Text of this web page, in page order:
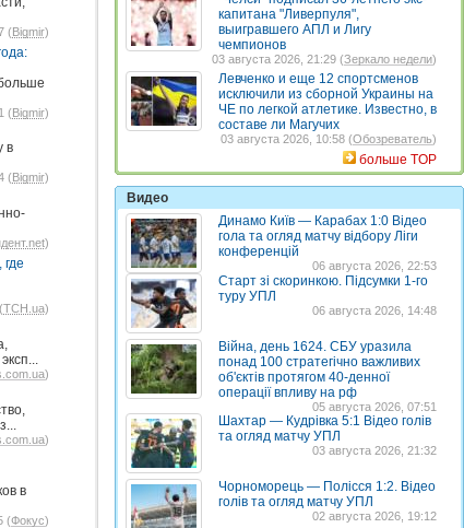
(Bigmir)
(Bigmir)
в
(Bigmir)
)
ТСН.ua)
)
)
в
(Фокус)
капитана "Ливерпуля",
выигравшего АПЛ и Лигу
чемпионов
03 августа 2026, 21:29 (Зеркало недели)
Левченко и еще 12 спортсменов
исключили из сборной Украины на
ЧЕ по легкой атлетике. Известно, в
составе ли Магучих
03 августа 2026, 10:58 (Обозреватель)
больше TOP
Видео
Динамо Київ — Карабах 1:0 Відео
гола та огляд матчу відбору Ліги
конференцій
06 августа 2026, 22:53
Старт зі скоринкою. Підсумки 1-го
туру УПЛ
06 августа 2026, 14:48
Війна, день 1624. СБУ уразила
понад 100 стратегічно важливих
об'єктів протягом 40-денної
операції впливу на рф
05 августа 2026, 07:51
Шахтар — Кудрівка 5:1 Відео голів
та огляд матчу УПЛ
03 августа 2026, 21:32
Чорноморець — Полісся 1:2. Відео
голів та огляд матчу УПЛ
02 августа 2026, 19:12